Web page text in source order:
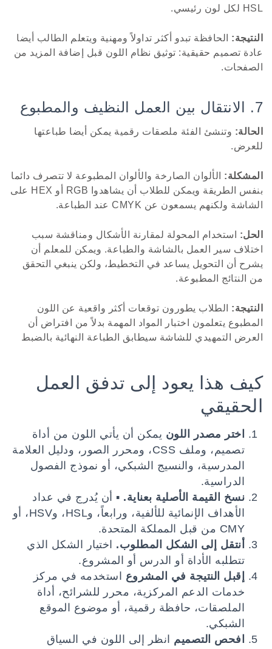
HSL لكل لون رئيسي.
النتيجة: الحافظة تبدو أكثر تداولاً ومهنية ويتعلم الطالب أيضا
عادة تصميم حقيقية: توثيق نظام اللون قبل إضافة المزيد من
الصفحات.
7. الانتقال بين العمل النظيف والمطبوع
الحالة: وتنشئ الفئة ملصقات رقمية يمكن أيضا طباعتها
للعرض.
المشكلة: الألوان الصارخة والألوان المطبوعة لا تتصرف دائما
بنفس الطريقة ويمكن للطلاب أن يشاهدوا RGB أو HEX على
الشاشة ولكنهم يسمعون عن CMYK عند الطباعة.
الحل: استخدام المحولة لمقارنة الأشكال ومناقشة سبب
اختلاف سير العمل بالشاشة والطباعة. ويمكن للمعلم أن
يشرح أن التحويل يساعد في التخطيط، ولكن ينبغي التحقق
من النتائج المطبوعة.
النتيجة: الطلاب يطورون توقعات أكثر واقعية عن اللون
المطبوع يتعلمون اختبار المواد المهمة بدلاً من افتراض أن
العرض التمهيدي للشاشة سيطابق الطباعة النهائية بالضبط
كيف هذا يعود إلى تدفق العمل
الحقيقي
اختر مصدر اللون يمكن أن يأتي اللون من أداة
تصميم، وملف CSS، ومحرر الصور، ودليل العلامة
المدرسية، والنسيج الشبكي، أو نموذج الفصول
الدراسية.
نسخ القيمة الأصلية بعناية. ▪ أن يُدرج في عداد
الأهداف الإنمائية للألفية، ورابعاً، وHSL، وHSV، أو
CMY من قبل المملكة المتحدة.
أنتقل إلى الشكل المطلوب. اختيار الشكل الذي
تتطلبه الأداة أو الدرس أو المشروع.
إقبل النتيجة في المشروع استخدمه في مركز
خدمات الدعم المركزية، محرر للشرائح، أداة
الملصقات، حافظة رقمية، أو موضوع الموقع
الشبكي.
افحص التصميم انظر إلى اللون في السياق